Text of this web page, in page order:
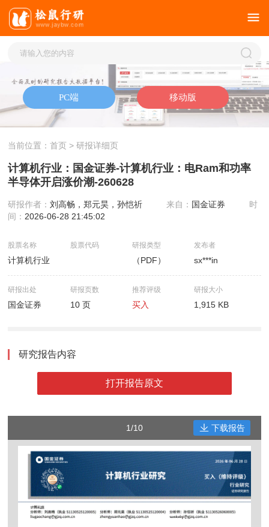
当前位置：首页 > 研报详细页
计算机行业：国金证券-计算机行业：电Ram和功率
半导体开启涨价潮-260628
研报作者：刘高畅，郑元昊，孙恺祈 来自： 国金证券
时
间： 2026-06-28 21:45:02
股票名称
计算机行业
股票代码 研报类型
（PDF）
发布者
sx***in
研报出处
国金证券
研报页数
10 页
推荐评级
买入
研报大小
1,915 KB
研究报告内容
打开报告原文
1/10 下载报告